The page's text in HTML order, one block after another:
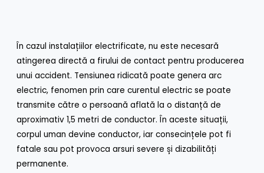
În cazul instalațiilor electrificate, nu este necesară
atingerea directă a firului de contact pentru producerea
unui accident. Tensiunea ridicată poate genera arc
electric, fenomen prin care curentul electric se poate
transmite către o persoană aflată la o distanță de
aproximativ 1,5 metri de conductor. În aceste situații,
corpul uman devine conductor, iar consecințele pot fi
fatale sau pot provoca arsuri severe și dizabilități
permanente.